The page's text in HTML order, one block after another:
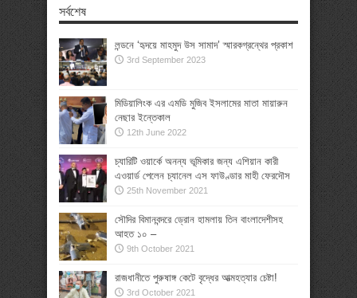
সর্বশেষ
লন্ডনে ‘হৃদয়ে মাহমুদ উস সামাদ’ স্মারকগ্রন্থের প্রকাশ
3rd September 2023
মিডিয়ালিংক এর এমডি মুজিব ইসলামের মাতা মায়ারুন
নেছার ইন্তেকাল
12th June 2022
চ্যারিটি ওয়ার্কে অনন্য ভূমিকার জন্য এশিয়ান কারী
এওয়ার্ড পেলেন চ্যানেল এস ফাউণ্ডার মাহী ফেরদৌস
25th November 2021
সৌদির বিমানবন্দরে ড্রোন হামলায় তিন বাংলাদেশীসহ
আহত ১০ –
9th October 2021
রাজধানীতে পুরুষাঙ্গ কেটে বৃদ্ধের আত্মহত্যার চেষ্টা!
3rd October 2021